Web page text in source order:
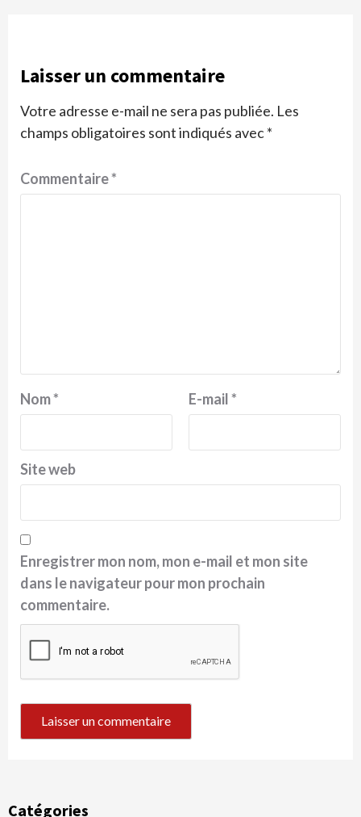
Laisser un commentaire
Votre adresse e-mail ne sera pas publiée. Les
champs obligatoires sont indiqués avec*
Commentaire*
Nom* E-mail*
Site web
Enregistrer mon nom, mon e-mail et mon site
dans le navigateur pour mon prochain
commentaire.
Catégories